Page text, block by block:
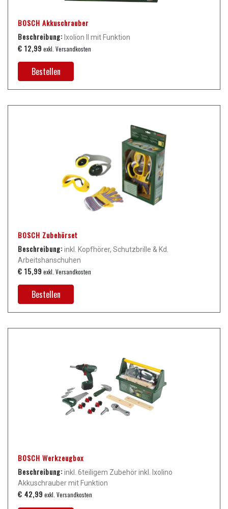
BOSCH Akkuschrauber
Beschreibung: Ixolion II mit Funktion
€ 12,99 exkl. Versandkosten
Bestellen
BOSCH Zubehörset
Beschreibung: inkl. Kopfhörer, Schutzbrille & Kd.
Arbeitshanschuhen
€ 15,99 exkl. Versandkosten
Bestellen
BOSCH Werkzeugbox
Beschreibung: inkl. 6teiligem Zubehör inkl. Ixolino
Akkuschrauber mit Funktion
€ 42,99 exkl. Versandkosten